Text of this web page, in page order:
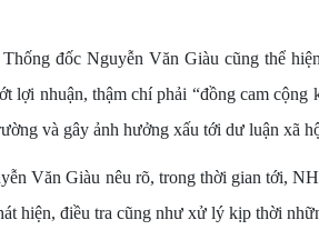
đốc Nguyễn Văn Giàu cũng thể
lợi nhuận, thậm chí phải “đồng cam
và gây ảnh hưởng xấu tới dư luận xã
Văn Giàu nêu rõ, trong thời gian tới,
hiện, điều tra cũng như xử lý kịp thời